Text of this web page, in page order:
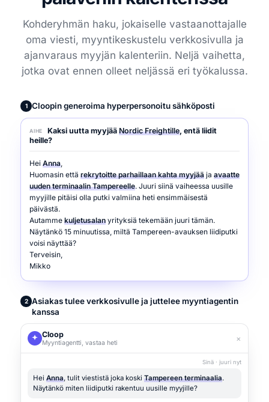
Kohderyhmän haku, jokaiselle vastaanottajalle
oma viesti, myyntikeskustelu verkkosivulla ja
ajanvaraus myyjän kalenteriin. Neljä vaihetta,
jotka ovat ennen olleet neljässä eri työkalussa.
1 Cloopin generoima hyperpersonoitu sähköposti
AIHE Kaksi uutta myyjääNordic Freightille, entä liidit
heille?
Hei Anna,
Huomasin että rekrytoitte parhaillaan kahta myyjää ja avaatte
uuden terminaalin Tampereelle. Juuri siinä vaiheessa uusille
myyjille pitäisi olla putki valmiina heti ensimmäisestä
päivästä.
Autamme kuljetusalan yrityksiä tekemään juuri tämän.
Näytänkö 15 minuutissa, miltä Tampereen-avauksen liidiputki
voisi näyttää?
Terveisin,
Mikko
2 Asiakas tulee verkkosivulle ja juttelee myyntiagentin
kanssa
Cloop
Myyntiagentti, vastaa heti ×
Sinä · juuri nyt
Hei Anna, tulit viestistä joka koski Tampereen terminaalia.
Näytänkö miten liidiputki rakentuu uusille myyjille?